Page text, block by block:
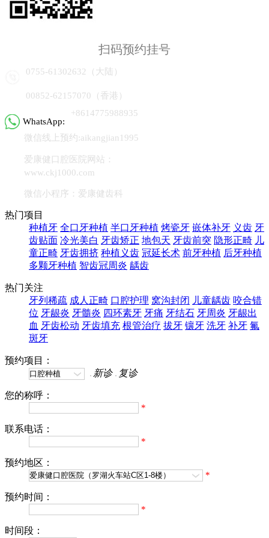
扫码预约挂号
0755-61302632（大陆）
00852-62157070（香港）
WhatsApp:
+8614775988935
微信线上预约:aikangjian1995
爱康健口腔医院网站：
www.ckj1000.com
微信小程序：爱康健齿科
热门项目
种植牙 全口牙种植 半口牙种植 烤瓷牙 嵌体补牙 义齿 牙
齿贴面 冷光美白 牙齿矫正 地包天 牙齿前突 隐形正畸 儿
童正畸 牙齿拥挤 种植义齿 冠延长术 前牙种植 后牙种植
多颗牙种植 智齿冠周炎 龋齿
热门关注
牙列稀疏 成人正畸 口腔护理 窝沟封闭 儿童龋齿 咬合错
位 牙龈炎 牙髓炎 四环素牙 牙痛 牙结石 牙周炎 牙龈出
血 牙齿松动 牙齿填充 根管治疗 拔牙 镶牙 洗牙 补牙 氟
斑牙
预约项目：
新诊
复诊
您的称呼：
*
联系电话：
*
预约地区：
*
预约时间：
*
时间段：